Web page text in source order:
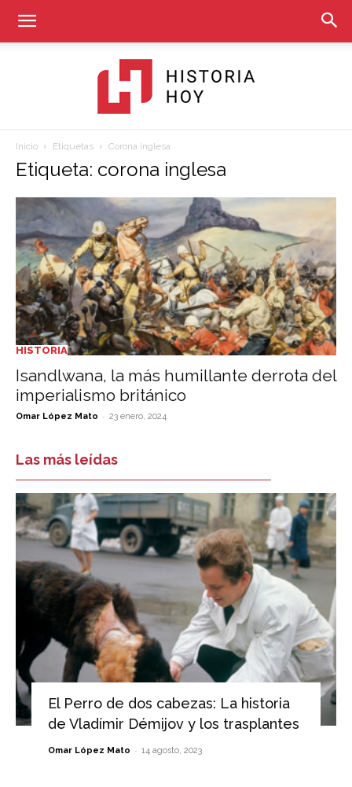
Hoy
Inicio Etiquetas Corona inglesa
Etiqueta: corona inglesa
HISTORIA
Isandlwana, la más humillante derrota del
imperialismo británico
Omar López Mato - 23 enero, 2024
Las más leídas
El Perro de dos cabezas: La historia
de Vladímir Démijov y los trasplantes
Omar López Mato - 14 agosto, 2023